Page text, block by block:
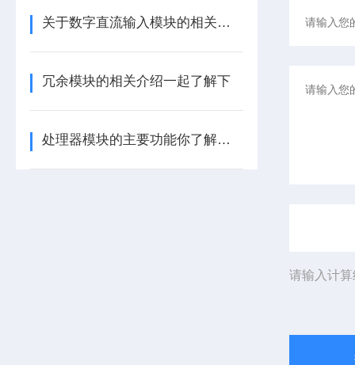
关于数字直流输入模块的相关介绍
冗余模块的相关介绍一起了解下
处理器模块的主要功能你了解多少呢
请输入计